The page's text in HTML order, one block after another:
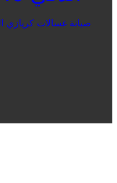
صيانة غسالات كريازي